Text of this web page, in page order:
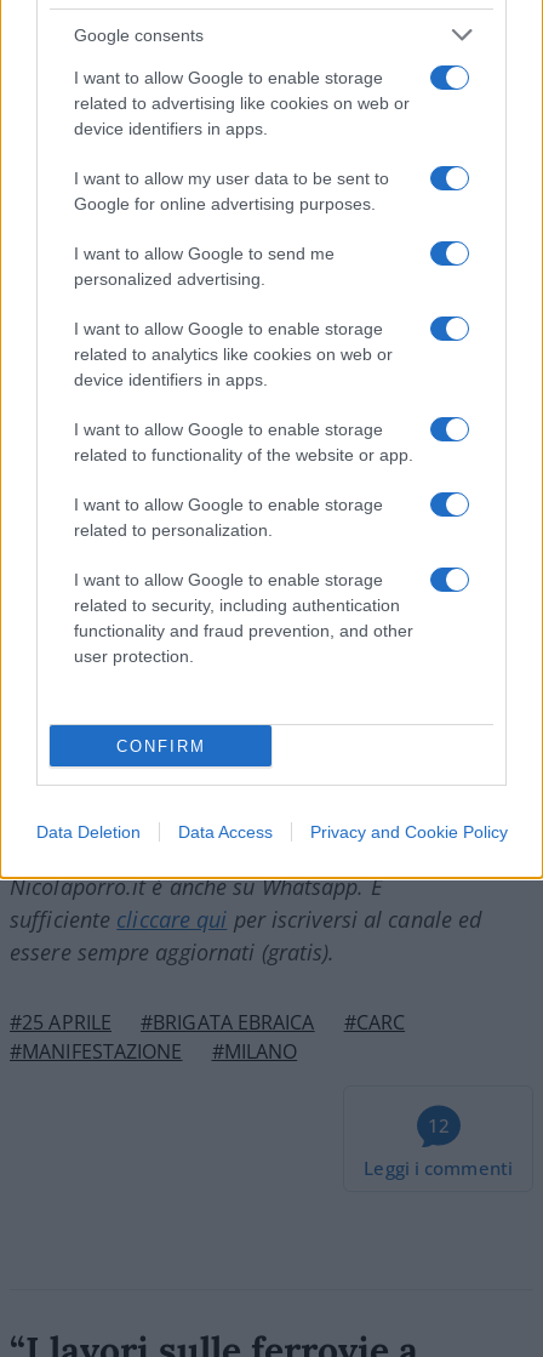
Google consents
I want to allow Google to enable storage
related to advertising like cookies on web or
device identifiers in apps.
I want to allow my user data to be sent to
Google for online advertising purposes.
I want to allow Google to send me
personalized advertising.
I want to allow Google to enable storage
related to analytics like cookies on web or
device identifiers in apps.
I want to allow Google to enable storage
related to functionality of the website or app.
I want to allow Google to enable storage
related to personalization.
I want to allow Google to enable storage
related to security, including authentication
functionality and fraud prevention, and other
user protection.
CONFIRM
Data Deletion Data Access Privacy and Cookie Policy
Costituzione”, alla quale risultavano invitati anche
esponenti dell’area sinistra-antagonista, tra cui i
Carc. Un elemento che contribuisce ad alimentare
il dibattito sul ruolo e sulle relazioni di queste
realtà all’interno del panorama politico e dei
movimenti.
Verso il 25 aprile: il rischio di
nuove tensioni in piazza
Per il 25 aprile, la linea dei Carc è esplicita:
“Irrompiamo nelle piazze dove i sionisti e i
complici del genocidio del popolo palestinese
proveranno a intestarsi la Resistenza
manifestazione, contribuiscono ad alzare il livello
di tensione in una giornata che tradizionalmente
dovrebbe rappresentare unità e memoria
condivisa. Il rischio è che le divisioni interne e le
spinte più radicali finiscano per trasformare la
celebrazione della Liberazione in un terreno di
Nicolaporro.it è anche su Whatsapp. È
sufficiente cliccare qui per iscriversi al canale ed
essere sempre aggiornati (gratis).
#25 APRILE #BRIGATA EBRAICA
#CARC
#MANIFESTAZIONE
#MILANO
12
Leggi i commenti